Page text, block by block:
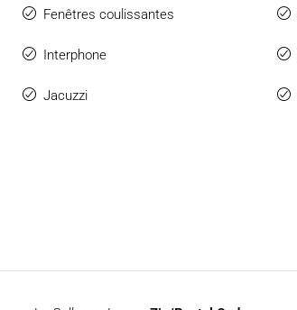
Fenêtres coulissantes
Interphone
Jacuzzi